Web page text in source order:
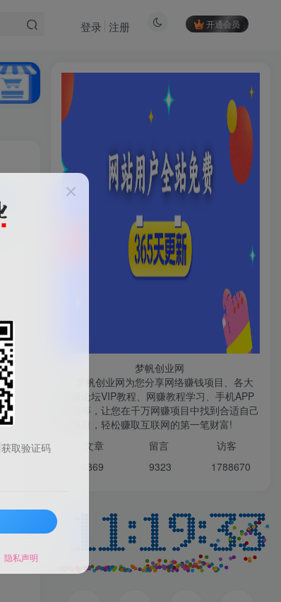
开通会员
登录 注册
7 HI！请登录
登录
1W+人已阅读
多多视频撸收益最新玩法，
高收益技术，单日变现
2000+，附赠全套技术资料
2年前 1W+人已阅读
梦帆创业网
梦帆创业网为您分享网络赚钱项目、各大
网赚论坛VIP教程、网赚教程学习、手机APP
赚钱等，让您在千万网赚项目中找到合适自己
的项目，轻松赚取互联网的第一笔财富!
文章 留言 访客
6869 9323 1788670
获取验证码
隐私声明